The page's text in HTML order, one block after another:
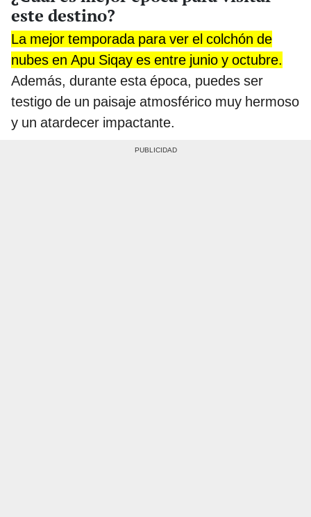
este destino?
La mejor temporada para ver el colchón de
nubes en Apu Siqay es entre junio y octubre.
Además, durante esta época, puedes ser
testigo de un paisaje atmosférico muy hermoso
y un atardecer impactante.